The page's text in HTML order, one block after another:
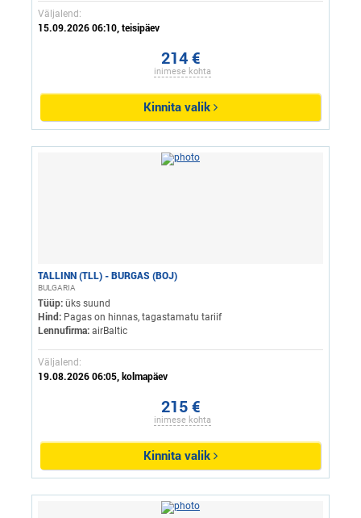
Väljalend:
15.09.2026 06:10, teisipäev
214 €
inimese kohta
Kinnita valik
TALLINN (TLL) - BURGAS (BOJ)
BULGARIA
Tüüp: üks suund
Hind: Pagas on hinnas, tagastamatu tariif
Lennufirma: airBaltic
Väljalend:
19.08.2026 06:05, kolmapäev
215 €
inimese kohta
Kinnita valik